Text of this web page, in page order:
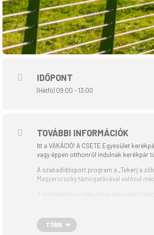
IDŐPONT
(Hétfő) 09:00 - 13:00
TOVÁBBI INFORMÁCIÓK
Itt a VAKÁCIÓ! A CSETE Egyesület
vagy éppen otthonról indulnak kerékpár
A szabadidősport program a „Tekerj a
Magyarország támogatásával valósul
A kerékpártúra célja, hogy egy vidám
Közös program: 20 km hosszú táv
távja: 20 km
TÖBB